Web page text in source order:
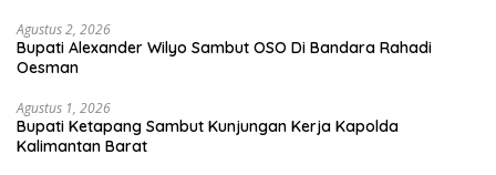
Agustus 2, 2026
Bupati Alexander Wilyo Sambut OSO Di Bandara Rahadi
Oesman
Agustus 1, 2026
Bupati Ketapang Sambut Kunjungan Kerja Kapolda
Kalimantan Barat